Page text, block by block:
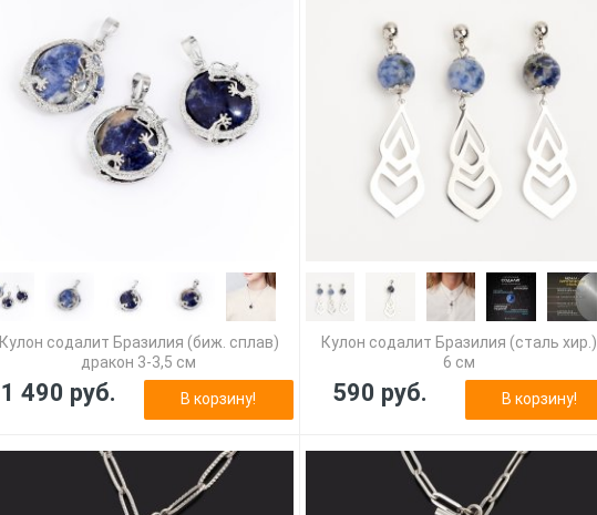
Кулон содалит Бразилия (биж. сплав)
дракон 3-3,5 см
1 490 руб. В корзину!
Кулон содалит Бразилия (сталь хир.)
6 см
590 руб. В корзину!